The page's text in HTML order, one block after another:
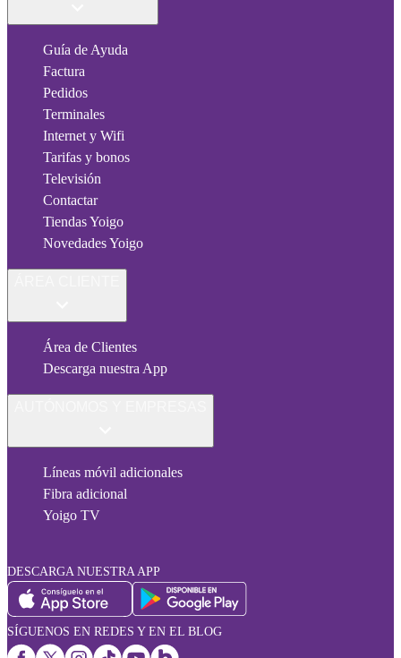
Guía de Ayuda
Factura
Pedidos
Terminales
Internet y Wifi
Tarifas y bonos
Televisión
Contactar
Tiendas Yoigo
Novedades Yoigo
Área de Clientes
Descarga nuestra App
Líneas móvil adicionales
Fibra adicional
Yoigo TV
DESCARGA NUESTRA APP
SÍGUENOS EN REDES Y EN EL BLOG